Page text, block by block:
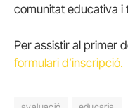
comunitat educativa i
Per assistir al primer
formulari d’inscripció.